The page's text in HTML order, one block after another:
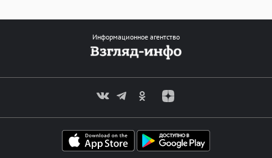
Информационное агентство